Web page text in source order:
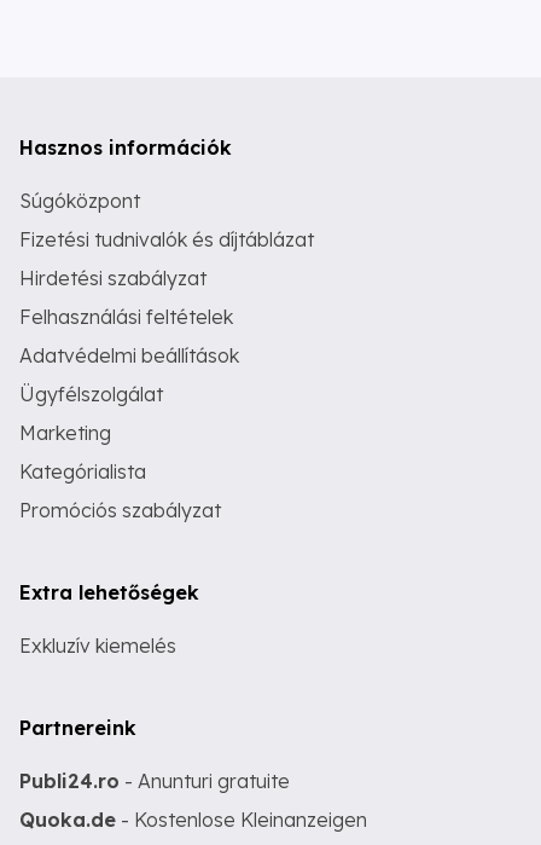
Hasznos információk
Súgóközpont
Fizetési tudnivalók és díjtáblázat
Hirdetési szabályzat
Felhasználási feltételek
Adatvédelmi beállítások
Ügyfélszolgálat
Marketing
Kategórialista
Promóciós szabályzat
Extra lehetőségek
Exkluzív kiemelés
Partnereink
Publi24.ro - Anunturi gratuite
Quoka.de - Kostenlose Kleinanzeigen